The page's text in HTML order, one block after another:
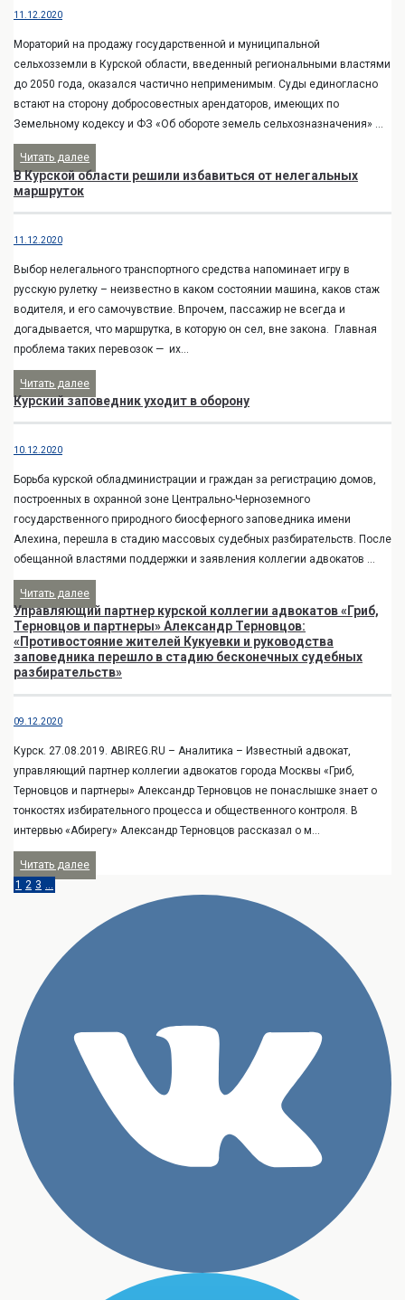
11.12.2020
Мораторий на продажу государственной и муниципальной
сельхозземли в Курской области, введенный региональными властями
до 2050 года, оказался частично неприменимым. Суды единогласно
встают на сторону добросовестных арендаторов, имеющих по
Земельному кодексу и ФЗ «Об обороте земель сельхозназначения» ...
Читать далее
В Курской области решили избавиться от нелегальных
маршруток
11.12.2020
Выбор нелегального транспортного средства напоминает игру в
русскую рулетку – неизвестно в каком состоянии машина, каков стаж
водителя, и его самочувствие. Впрочем, пассажир не всегда и
догадывается, что маршрутка, в которую он сел, вне закона. Главная
проблема таких перевозок — их...
Читать далее
Курский заповедник уходит в оборону
10.12.2020
Борьба курской обладминистрации и граждан за регистрацию домов,
построенных в охранной зоне Центрально-Черноземного
государственного природного биосферного заповедника имени
Алехина, перешла в стадию массовых судебных разбирательств. После
обещанной властями поддержки и заявления коллегии адвокатов ...
Читать далее
Управляющий партнер курской коллегии адвокатов «Гриб,
Терновцов и партнеры» Александр Терновцов:
«Противостояние жителей Кукуевки и руководства
заповедника перешло в стадию бесконечных судебных
разбирательств»
09.12.2020
Курск. 27.08.2019. ABIREG.RU – Аналитика – Известный адвокат,
управляющий партнер коллегии адвокатов города Москвы «Гриб,
Терновцов и партнеры» Александр Терновцов не понаслышке знает о
тонкостях избирательного процесса и общественного контроля. В
интервью «Абирегу» Александр Терновцов рассказал о м...
Читать далее
1 2 3 …